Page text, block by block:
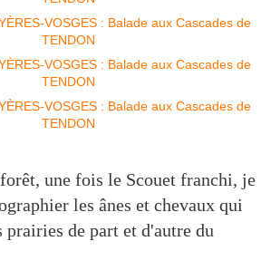
une fois le Scouet franchi, je
les ânes et chevaux qui
prairies de part et d'autre du